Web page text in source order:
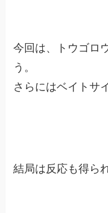
今回は、トウゴロ
う。
さらにはベイトサ
結局は反応も得ら